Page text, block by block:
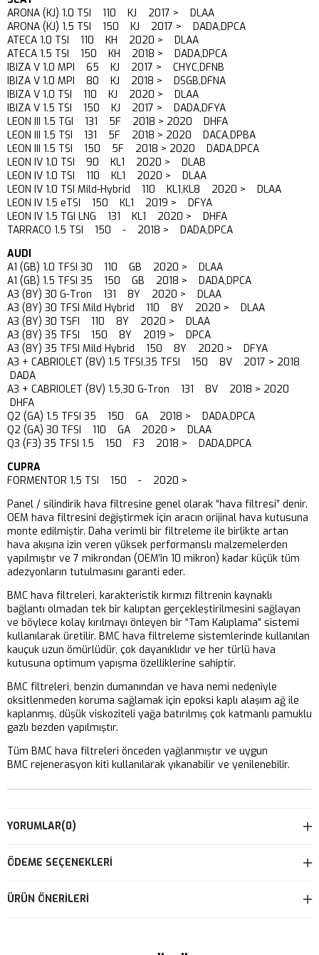
ARONA (KJ) 1.0 TSI 110 KJ 2017 > DLAA
ARONA (KJ) 1.5 TSI 150 KJ 2017 > DADA,DPCA
ATECA 1.0 TSI 110 KH 2020 > DLAA
ATECA 1.5 TSI 150 KH 2018 > DADA,DPCA
IBIZA V 1.0 MPI 65 KJ 2017 > CHYC,DFNB
IBIZA V 1.0 MPI 80 KJ 2018 > DSGB,DFNA
IBIZA V 1.0 TSI 110 KJ 2020 > DLAA
IBIZA V 1.5 TSI 150 KJ 2017 > DADA,DFYA
LEON III 1.5 TGI 131 5F 2018 > 2020 DHFA
LEON III 1.5 TSI 131 5F 2018 > 2020 DACA,DPBA
LEON III 1.5 TSI 150 5F 2018 > 2020 DADA,DPCA
LEON IV 1.0 TSI 90 KL1 2020 > DLAB
LEON IV 1.0 TSI 110 KL1 2020 > DLAA
LEON IV 1.0 TSI Mild-Hybrid 110 KL1,KL8 2020 > DLAA
LEON IV 1.5 eTSI 150 KL1 2019 > DFYA
LEON IV 1.5 TGI LNG 131 KL1 2020 > DHFA
TARRACO 1.5 TSI 150 - 2018 > DADA,DPCA
AUDI
A1 (GB) 1.0 TFSI 30 110 GB 2020 > DLAA
A1 (GB) 1.5 TFSI 35 150 GB 2018 > DADA,DPCA
A3 (8Y) 30 G-Tron 131 8Y 2020 > DLAA
A3 (8Y) 30 TFSI Mild Hybrid 110 8Y 2020 > DLAA
A3 (8Y) 30 TSFI 110 8Y 2020 > DLAA
A3 (8Y) 35 TFSI 150 8Y 2019 > DPCA
A3 (8Y) 35 TFSI Mild Hybrid 150 8Y 2020 > DFYA
A3 + CABRIOLET (8V) 1.5 TFSI,35 TFSI 150 8V 2017 > 2018
DADA
A3 + CABRIOLET (8V) 1.5,30 G-Tron 131 8V 2018 > 2020
DHFA
Q2 (GA) 1.5 TFSI 35 150 GA 2018 > DADA,DPCA
Q2 (GA) 30 TFSI 110 GA 2020 > DLAA
Q3 (F3) 35 TFSI 1.5 150 F3 2018 > DADA,DPCA
CUPRA
FORMENTOR 1.5 TSI 150 - 2020 >
Panel / silindirik hava filtresine genel olarak “hava filtresi” denir.
OEM hava filtresini değiştirmek için aracın orijinal hava kutusuna
monte edilmiştir. Daha verimli bir filtreleme ile birlikte artan
hava akışına izin veren yüksek performanslı malzemelerden
yapılmıştır ve 7 mikrondan (OEM’in 10 mikron) kadar küçük tüm
adezyonların tutulmasını garanti eder.
BMC hava filtreleri, karakteristik kırmızı filtrenin kaynaklı
bağlantı olmadan tek bir kalıptan gerçekleştirilmesini sağlayan
ve böylece kolay kırılmayı önleyen bir “Tam Kalıplama” sistemi
kullanılarak üretilir. BMC hava filtreleme sistemlerinde kullanılan
kauçuk uzun ömürlüdür, çok dayanıklıdır ve her türlü hava
kutusuna optimum yapışma özelliklerine sahiptir.
BMC filtreleri, benzin dumanından ve hava nemi nedeniyle
oksitlenmeden koruma sağlamak için epoksi kaplı alaşım ağ ile
kaplanmış, düşük viskoziteli yağa batırılmış çok katmanlı pamuklu
gazlı bezden yapılmıştır.
Tüm BMC hava filtreleri önceden yağlanmıştır ve uygun
BMC rejenerasyon kiti kullanılarak yıkanabilir ve yenilenebilir.
YORUMLAR(0)
ÖDEME SEÇENEKLERI
ÜRÜN ÖNERILERI